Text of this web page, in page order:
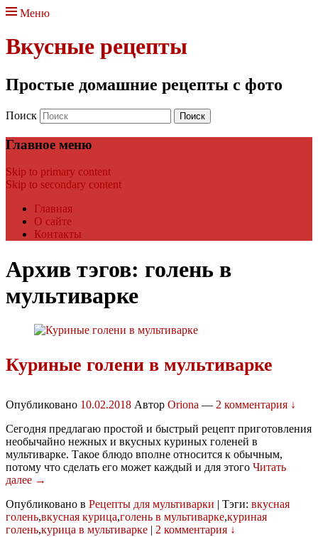
Меню
Вкусные рецепты
Простые домашние рецепты с фото
Поиск
Главное меню
Skip to primary content
Skip to secondary content
Главная
О сайте
Контакты
Архив тэгов: голень в
мультиварке
Куриные голени в мультиварке
Опубликовано 10.02.2018 Автор Oriona — 2 комментария ↓
Сегодня предлагаю простой и быстрый рецепт приготовления
необычайно нежных и вкусных куриных голеней в
мультиварке. Такое блюдо вполне относится к обычным,
потому что сделать его может каждый и для этого Читать
далее →
Опубликовано в Рецепты для мультиварки | Тэги: вкусная
голень,вкусная курица,голень в мультиварке,куриная
голень,курица в мультиварке | 2 комментария ↓